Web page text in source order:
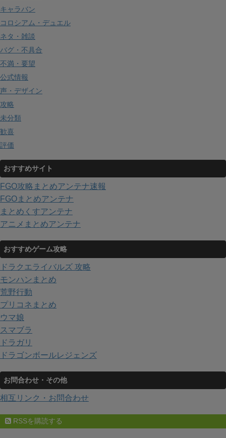
キャラバン
コロシアム・デュエル
ネタ・雑談
バグ・不具合
不満・要望
公式情報
声・デザイン
攻略
未分類
歓喜
評価
おすすめサイト
FGO攻略まとめアンテナ速報
FGOまとめアンテナ
まとめくすアンテナ
アニメまとめアンテナ
おすすめゲーム攻略
ドラクエライバルズ 攻略
モンハンまとめ
荒野行動
プリコネまとめ
ウマ娘
スマブラ
ドラガリ
ドラゴンボールレジェンズ
お問合わせ・その他
相互リンク・お問合わせ
RSSを購読する